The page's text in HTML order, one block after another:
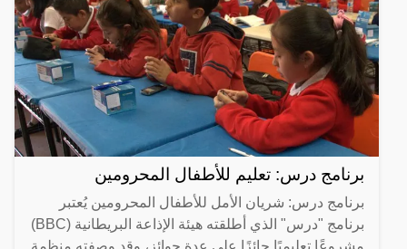
برنامج درس: تعليم للأطفال المحرومين
برنامج درس: شريان الأمل للأطفال المحرومين يُعتبر
برنامج "درس" الذي أطلقته هيئة الإذاعة البريطانية (BBC)
مشروعًا تعليميًا حائزًا على عدة جوائز، وقد وصفته منظمة